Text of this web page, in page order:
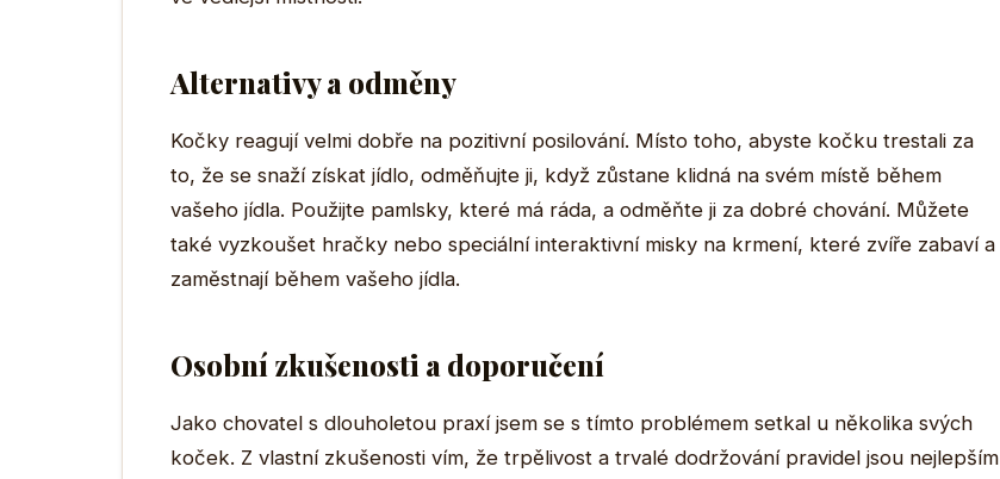
Alternativy a odměny
Kočky reagují velmi dobře na pozitivní posilování. Místo toho, abyste kočku trestali za
to, že se snaží získat jídlo, odměňujte ji, když zůstane klidná na svém místě během
vašeho jídla. Použijte pamlsky, které má ráda, a odměňte ji za dobré chování. Můžete
také vyzkoušet hračky nebo speciální interaktivní misky na krmení, které zvíře zabaví a
zaměstnají během vašeho jídla.
Osobní zkušenosti a doporučení
Jako chovatel s dlouholetou praxí jsem se s tímto problémem setkal u několika svých
koček. Z vlastní zkušenosti vím, že trpělivost a trvalé dodržování pravidel jsou nejlepším